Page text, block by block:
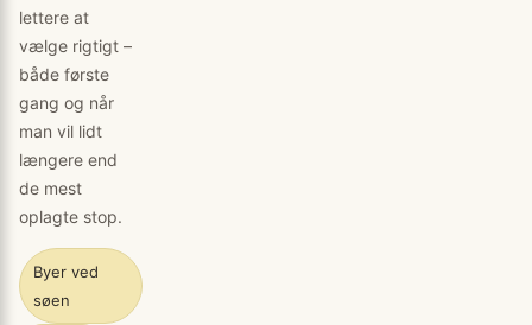
lettere at
vælge rigtigt –
både første
gang og når
man vil lidt
længere end
de mest
oplagte stop.
Byer ved
søen